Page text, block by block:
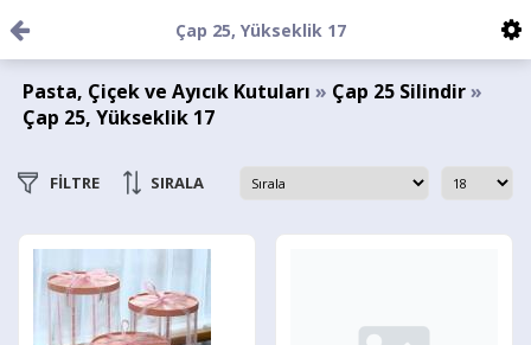
Çap 25, Yükseklik 17
Pasta, Çiçek ve Ayıcık Kutuları » Çap 25 Silindir»
Çap 25, Yükseklik 17
FİLTRE SIRALA